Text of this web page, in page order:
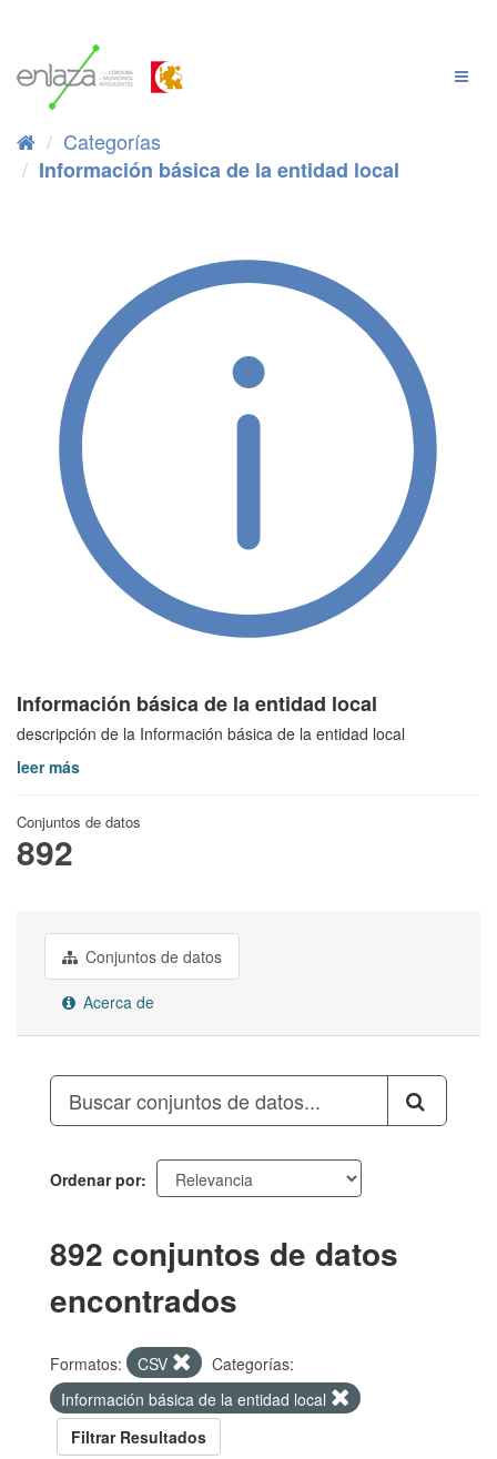
Categorías
Información básica de la entidad local
Información básica de la entidad local
descripción de la Información básica de la entidad local
leer más
Conjuntos de datos
892
Conjuntos de datos
Acerca de
Ordenar por
892 conjuntos de datos
encontrados
Formatos: CSV
Categorías:
Información básica de la entidad local
Filtrar Resultados